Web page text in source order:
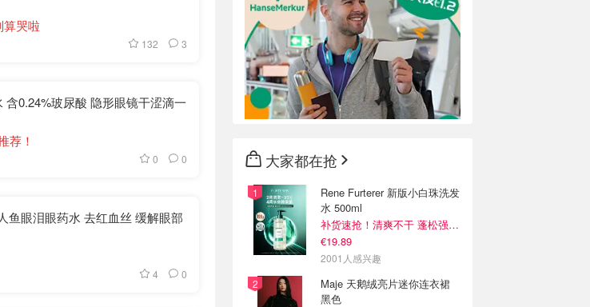
算哭啦
132 3
含0.24%玻尿酸 隐形眼镜干涩滴一
荐！
0 0
鱼眼泪眼药水 去红血丝 缓解眼部
4 0
大家都在抢
Rene Furterer 新版小白珠洗发
水 500ml
补货速抢！清爽不干 蓬松强韧秀发
€19.89
2001人感兴趣
Maje 天鹅绒亮片迷你连衣裙
黑色